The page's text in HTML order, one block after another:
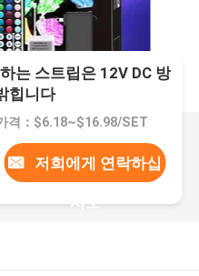
는 스트립은 12V DC 방
힙니다
격：$6.18~$16.98/SET
저희에게 연락하십
시오